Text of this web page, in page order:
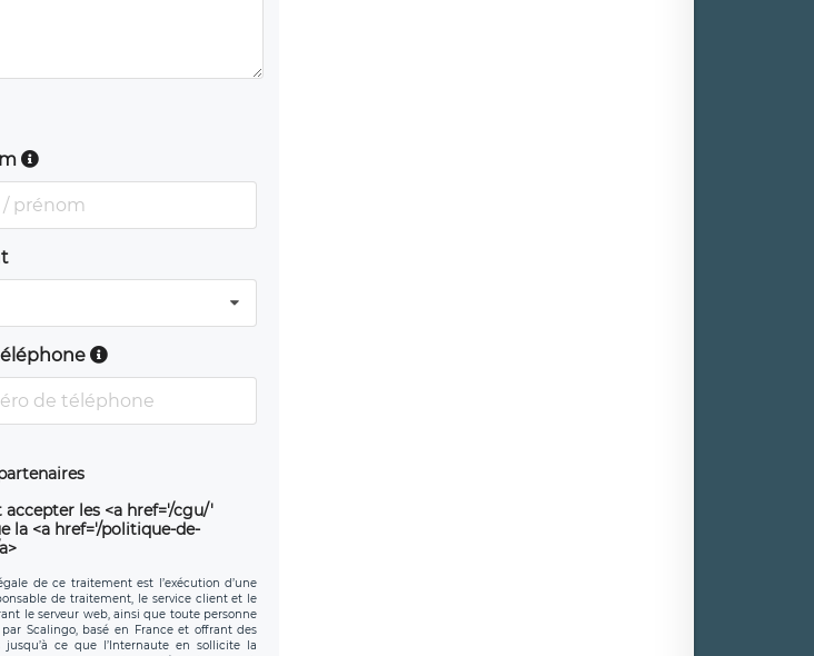
les <a href='/cgu/'
la <a href='/politique-de-
de ce traitement est l’exécution d’une
de traitement, le service client et le
le serveur web, ainsi que toute personne
Scalingo, basé en France et offrant des
ce que l’Internaute en sollicite la